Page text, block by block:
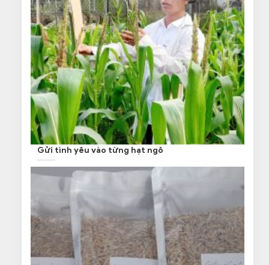
Gửi tình yêu vào từng hạt ngô